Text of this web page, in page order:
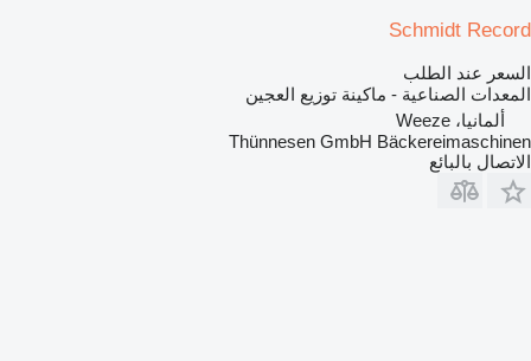
Schmidt Record
السعر عند الطلب
المعدات الصناعية - ماكينة توزيع العجين
ألمانيا، Weeze
Thünnesen GmbH Bäckereimaschinen
الاتصال بالبائع